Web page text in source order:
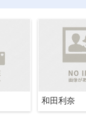
和田利奈